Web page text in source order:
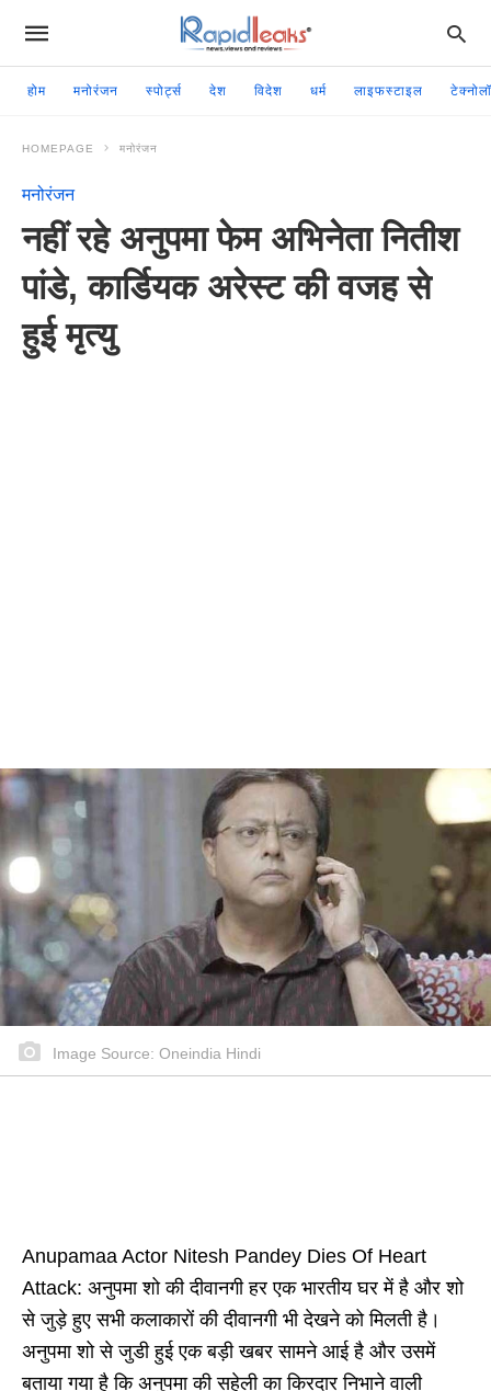
होम मनोरंजन स्पोर्ट्स देश विदेश धर्म लाइफस्टाइल
HOMEPAGE मनोरंजन
मनोरंजन
नहीं रहे अनुपमा फेम अभिनेता नितीश
पांडे, कार्डियक अरेस्ट की वजह से
हुई मृत्यु
Image Source: Oneindia Hindi
Anupamaa Actor Nitesh Pandey Dies Of Heart
Attack: अनुपमा शो की दीवानगी हर एक भारतीय घर में है और शो
से जुड़े हुए सभी कलाकारों की दीवानगी भी देखने को मिलती है।
अनुपमा शो से जुडी हुई एक बड़ी खबर सामने आई है और उसमें
बताया गया है कि अनुपमा की सहेली का किरदार निभाने वाली